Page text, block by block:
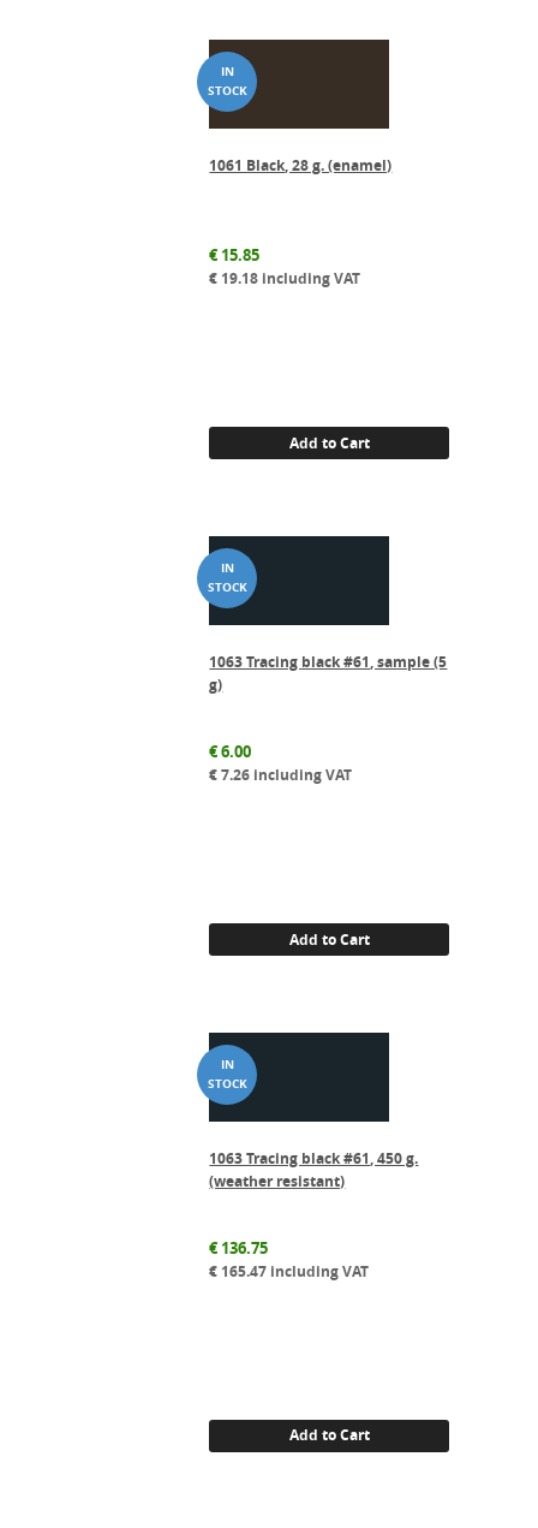
1061 Black, 28 g. (enamel)
€15.85
€ 19.18 including VAT
Add to Cart
1063 Tracing black #61, sample (5
g)
€6.00
€7.26 including VAT
Add to Cart
1063 Tracing black #61, 450 g.
(weather resistant)
€136.75
€ 165.47 including VAT
Add to Cart